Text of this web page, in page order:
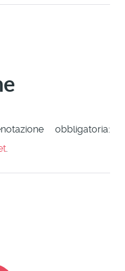
obbligatoria:
.